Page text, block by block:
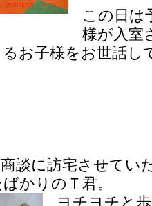
この日は
様が入室
お子様をお世話し
商談に訪宅させて
かりのＴ君。
ヨチヨチと